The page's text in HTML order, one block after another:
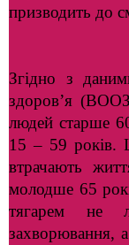
призводить до
Згідно з
здоров’я
людей старше
15 – 59 років.
втрачають
молодше 65
тягарем не
захворювання,